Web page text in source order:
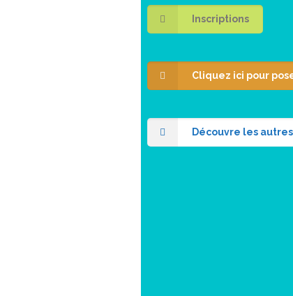
Inscriptions
Cliquez ici pour
Découvre les